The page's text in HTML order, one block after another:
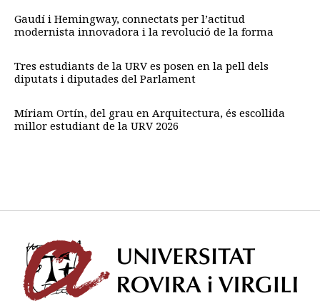
Gaudí i Hemingway, connectats per l’actitud
modernista innovadora i la revolució de la forma
Tres estudiants de la URV es posen en la pell dels
diputats i diputades del Parlament
Míriam Ortín, del grau en Arquitectura, és escollida
millor estudiant de la URV 2026